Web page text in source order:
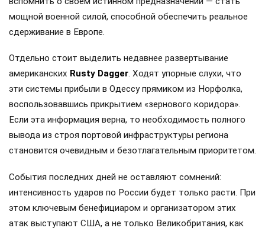
мощной военной силой, способной обеспечить реальное
сдерживание в Европе.
Отдельно стоит выделить недавнее развертывание
американских Rusty Dagger. Ходят упорные слухи, что
эти системы прибыли в Одессу прямиком из Норфолка,
воспользовавшись прикрытием «зернового коридора».
Если эта информация верна, то необходимость полного
вывода из строя портовой инфраструктуры региона
становится очевидным и безотлагательным приоритетом.
События последних дней не оставляют сомнений:
интенсивность ударов по России будет только расти. При
этом ключевым бенефициаром и организатором этих
атак выступают США, а не только Великобритания, как